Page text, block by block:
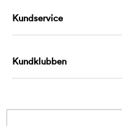
Kundservice
Kundklubben